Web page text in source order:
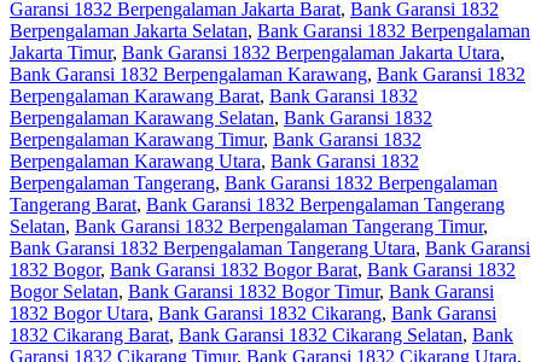
Garansi 1832 Berpengalaman Jakarta Barat, Bank Garansi 1832
Berpengalaman Jakarta Selatan, Bank Garansi 1832 Berpengalaman
Jakarta Timur, Bank Garansi 1832 Berpengalaman Jakarta Utara,
Bank Garansi 1832 Berpengalaman Karawang, Bank Garansi 1832
Berpengalaman Karawang Barat, Bank Garansi 1832
Berpengalaman Karawang Selatan, Bank Garansi 1832
Berpengalaman Karawang Timur, Bank Garansi 1832
Berpengalaman Karawang Utara, Bank Garansi 1832
Berpengalaman Tangerang, Bank Garansi 1832 Berpengalaman
Tangerang Barat, Bank Garansi 1832 Berpengalaman Tangerang
Selatan, Bank Garansi 1832 Berpengalaman Tangerang Timur,
Bank Garansi 1832 Berpengalaman Tangerang Utara, Bank Garansi
1832 Bogor, Bank Garansi 1832 Bogor Barat, Bank Garansi 1832
Bogor Selatan, Bank Garansi 1832 Bogor Timur, Bank Garansi
1832 Bogor Utara, Bank Garansi 1832 Cikarang, Bank Garansi
1832 Cikarang Barat, Bank Garansi 1832 Cikarang Selatan, Bank
Garansi 1832 Cikarang Timur, Bank Garansi 1832 Cikarang Utara,